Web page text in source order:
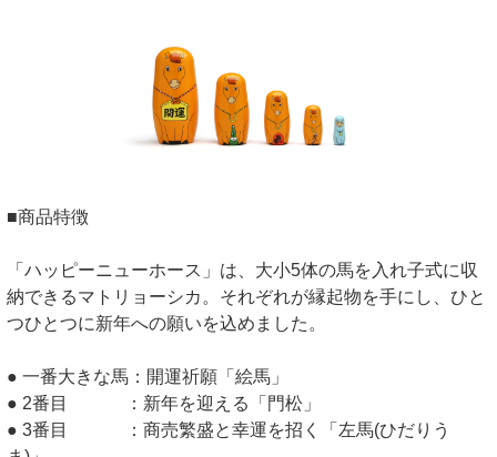
■商品特徴
「ハッピーニューホース」は、大小5体の馬を入れ子式に収
納できるマトリョーシカ。それぞれが縁起物を手にし、ひと
つひとつに新年への願いを込めました。
● 一番大きな馬：開運祈願「絵馬」
● 2番目 ：新年を迎える「門松」
● 3番目 ：商売繁盛と幸運を招く「左馬(ひだりう